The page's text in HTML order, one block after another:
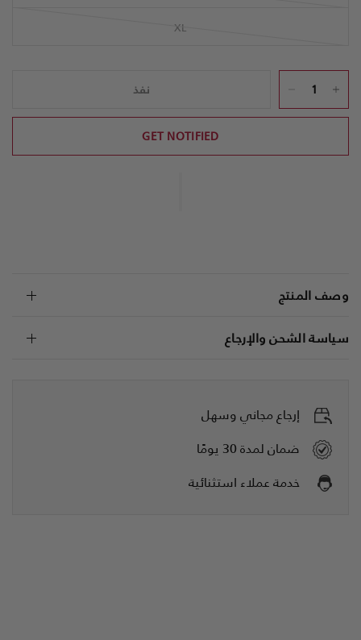
XL
نفذ
GET NOTIFIED
وصف المنتج
سياسة الشحن والإرجاع
إرجاع مجاني وسهل
ضمان لمدة 30 يومًا
خدمة عملاء استثنائية